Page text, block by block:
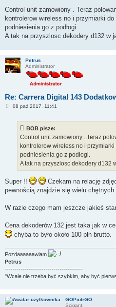
s
Control unit zamowiony . Teraz
kontrolerow wireless no i przymiarki
podniesienia go z podłogi.
A tak na przyszlosc dekodery d132 w
Petrus
Administrator
Re: Carrera Digital 143
P08 paź 2017, 11:41
BOB pisze:
Control unit zamowiony . Teraz
kontrolerow wireless no i
podniesienia go z podłogi.
A tak na przyszlosc dekodery d132
Super !!
Czekam na relację
pewnością znajdzie się wielu chętnych
W razie czego mam jeszcze jakieś
Cena dekoderów 132 jest taka jak w
chyba to było około 100 pln brutto.
Pozdaaaaaawiam
Petrus
----------------------------------------
"Wcale nie trzeba być szybkim, aby być
GOPiotrGO
Ścigant